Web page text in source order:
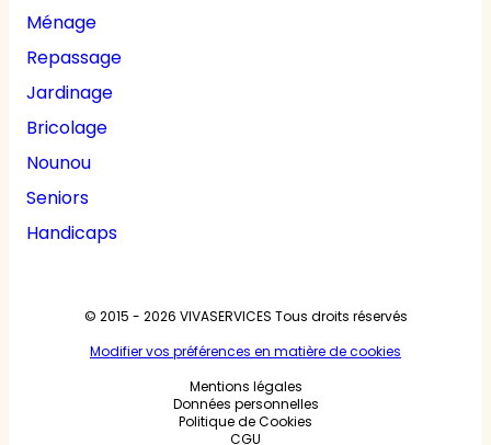
Ménage
Repassage
Jardinage
Bricolage
Nounou
Seniors
Handicaps
© 2015 - 2026 VIVASERVICES Tous droits réservés
Modifier vos préférences en matière de cookies
Mentions légales
Données personnelles
Politique de Cookies
CGU